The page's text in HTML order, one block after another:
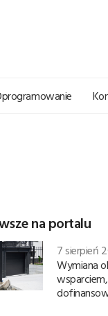
na portalu
7 sierpień
Wymiana